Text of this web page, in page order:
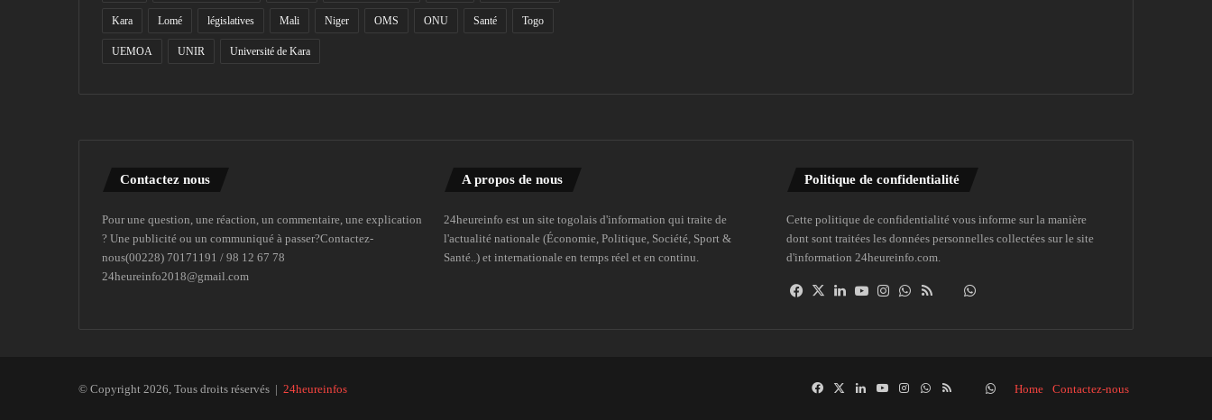
Kara Lomé législatives Mali Niger OMS ONU Santé Togo
UEMOA UNIR Université de Kara
Contactez nous
Pour une question, une réaction, un commentaire, une explication
? Une publicité ou un communiqué à passer?Contactez-
nous(00228) 70171191 / 98 12 67 78
24heureinfo2018@gmail.com
A propos de nous
24heureinfo est un site togolais d'information qui traite de
l'actualité nationale (Économie, Politique, Société, Sport &
Santé..) et internationale en temps réel et en continu.
Politique de confidentialité
Cette politique de confidentialité vous informe sur la manière
dont sont traitées les données personnelles collectées sur le site
d'information 24heureinfo.com.
Facebook
X LinkedinYouTubeInstagramWhatsAppDailymotion
WhatsApp
© Copyright 2026, Tous droits réservés | 24heureinfos Home Contactez-nous
Facebook
X LinkedinYouTubeInstagramWhatsApp
RSS Dailymotion
Suivre